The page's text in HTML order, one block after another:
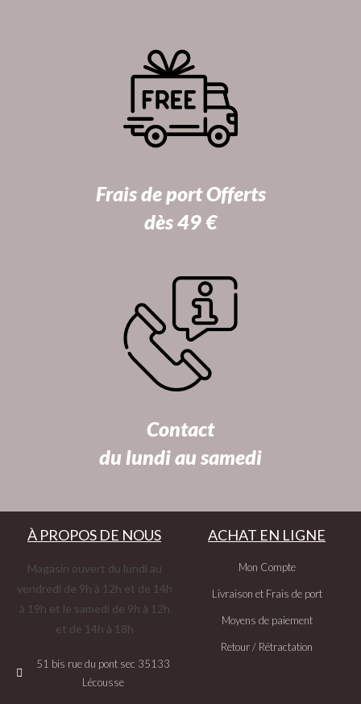
Frais de port Offerts
dès 49 €
Contact
du lundi au samedi
À PROPOS DE NOUS
Magasin ouvert du lundi au
vendredi de 9h à 12h et de 14h
à 19h et le samedi de 9h à 12h
et de 14h à 18h
51 bis rue du pont sec 35133
Lécousse
ACHAT EN LIGNE
Mon Compte
Livraison et Frais de port
Moyens de paiement
Retour / Rétractation